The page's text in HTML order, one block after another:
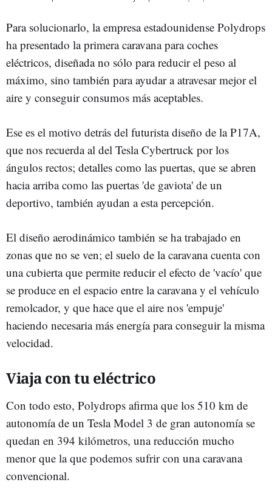
Para solucionarlo, la empresa estadounidense Polydrops
ha presentado la primera caravana para coches
eléctricos, diseñada no sólo para reducir el peso al
máximo, sino también para ayudar a atravesar mejor el
aire y conseguir consumos más aceptables.
Ese es el motivo detrás del futurista diseño de la P17A,
que nos recuerda al del Tesla Cybertruck por los
ángulos rectos; detalles como las puertas, que se abren
hacia arriba como las puertas 'de gaviota' de un
deportivo, también ayudan a esta percepción.
El diseño aerodinámico también se ha trabajado en
zonas que no se ven; el suelo de la caravana cuenta con
una cubierta que permite reducir el efecto de 'vacío' que
se produce en el espacio entre la caravana y el vehículo
remolcador, y que hace que el aire nos 'empuje'
haciendo necesaria más energía para conseguir la misma
velocidad.
Viaja con tu eléctrico
Con todo esto, Polydrops afirma que los 510 km de
autonomía de un Tesla Model 3 de gran autonomía se
quedan en 394 kilómetros, una reducción mucho
menor que la que podemos sufrir con una caravana
convencional.